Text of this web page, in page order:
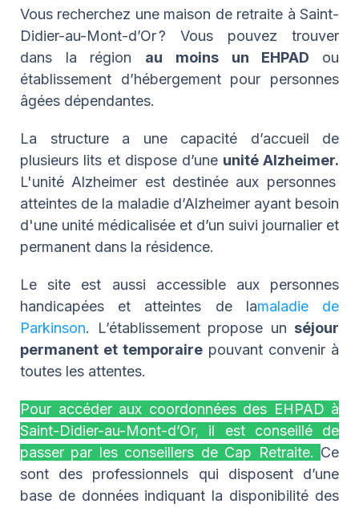
Vous recherchez une maison de retraite à Saint-
Didier-au-Mont-d’Or ? Vous pouvez trouver
dans la région au moins un EHPAD ou
établissement d’hébergement pour personnes
âgées dépendantes.
La structure a une capacité d’accueil de
plusieurs lits et dispose d’une unité Alzheimer.
L'unité Alzheimer est destinée aux personnes
atteintes de la maladie d’Alzheimer ayant besoin
d'une unité médicalisée et d’un suivi journalier et
permanent dans la résidence.
Le site est aussi accessible aux personnes
handicapées et atteintes de lamaladie de
Parkinson. L’établissement propose un séjour
permanent et temporaire pouvant convenir à
toutes les attentes.
Pour accéder aux coordonnées des EHPAD à
Saint-Didier-au-Mont-d’Or, il est conseillé de
passer par les conseillers de Cap Retraite. Ce
sont des professionnels qui disposent d’une
base de données indiquant la disponibilité des